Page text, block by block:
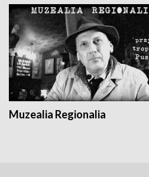
Muzealia Regionalia